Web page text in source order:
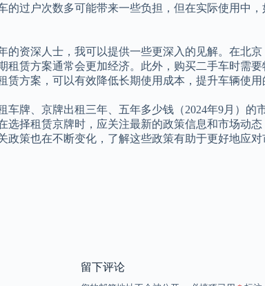
的过户次数多可能带来一些负担，但在实际使用中
的资深人士，我可以提供一些更深入的见解。在北
租赁方案通常会更加经济。此外，购买二手车时需
赁方案，可以有效降低长期使用成本，提升车辆使
车牌、京牌出租三年、五年多少钱（2024年9月）
选择租赁京牌时，应关注最新的政策信息和市场动态
政策也在不断变化，了解这些政策有助于更好地应
留下评论